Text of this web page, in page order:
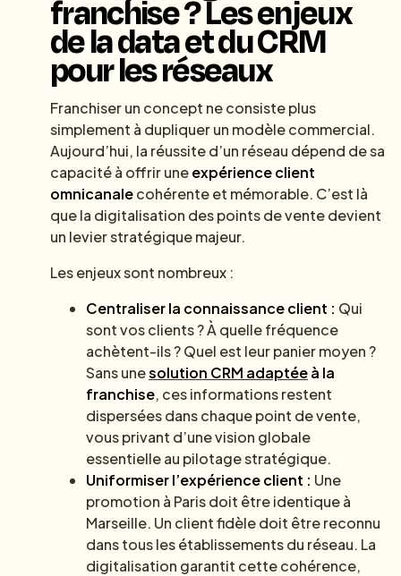
franchise ? Les enjeux
de la data et du CRM
pour les réseaux
Franchiser un concept ne consiste plus
simplement à dupliquer un modèle commercial.
Aujourd’hui, la réussite d’un réseau dépend de sa
capacité à offrir uneexpérience client
omnicanalecohérente et mémorable. C’est là
que la digitalisation des points de vente devient
un levier stratégique majeur.
Les enjeux sont nombreux :
Centraliser la connaissance client : Qui
sont vos clients ? À quelle fréquence
achètent-ils ? Quel est leur panier moyen ?
Sans unesolution CRM adaptéeà la
franchise, ces informations restent
dispersées dans chaque point de vente,
vous privant d’une vision globale
essentielle au pilotage stratégique.
Uniformiser l’expérience client : Une
promotion à Paris doit être identique à
Marseille. Un client fidèle doit être reconnu
dans tous les établissements du réseau. La
digitalisation garantit cette cohérence,